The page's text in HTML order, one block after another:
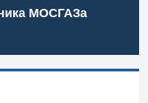
МОСГАЗа